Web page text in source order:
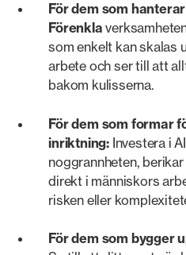
För dem som
Förenkla
som enkelt kan skalas
arbete och ser till att
bakom kulisserna.
För dem som formar
inriktning: Investera i
noggrannheten,
direkt i människors
risken eller
För dem som bygger